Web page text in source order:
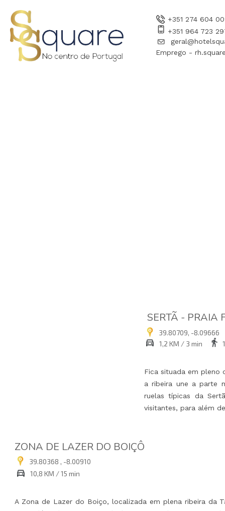
+351 274 604
+351 964 723
Emprego -
Fica situada em pleno
a ribeira une a parte
ruelas típicas da
visitantes, para além
A Zona de Lazer do Boiço, localizada em plena ribeira da
39.80709, -8.09666
SERTÃ - PRAIA
1,2 KM / 3 min
39.80368 , -8.00910
ZONA DE LAZER DO BOIÇÔ
10,8 KM / 15 min